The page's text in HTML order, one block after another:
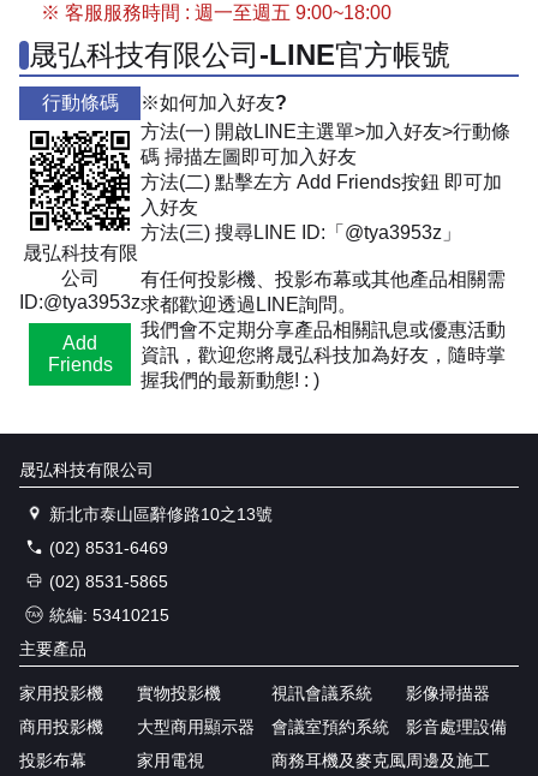
※ 客服服務時間 : 週一至週五 9:00~18:00
晟弘科技有限公司-LINE官方帳號
行動條碼
晟弘科技有限
公司
ID:@tya3953z
Add
Friends
※如何加入好友?
方法(一) 開啟LINE主選單>加入好友>行動條
碼 掃描左圖即可加入好友
方法(二) 點擊左方 Add Friends按鈕 即可加
入好友
方法(三) 搜尋LINE ID:「@tya3953z」
有任何投影機、投影布幕或其他產品相關需
求都歡迎透過LINE詢問。
我們會不定期分享產品相關訊息或優惠活動
資訊，歡迎您將晟弘科技加為好友，隨時掌
握我們的最新動態! : )
晟弘科技有限公司
新北市泰山區辭修路10之13號
(02) 8531-6469
(02) 8531-5865
統編: 53410215
主要產品
家用投影機
商用投影機
投影布幕
實物投影機
大型商用顯示器
家用電視
視訊會議系統
會議室預約系統
商務耳機及麥克風
影像掃描器
影音處理設備
周邊及施工